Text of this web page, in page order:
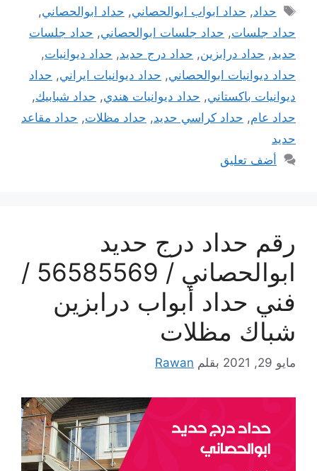
الوسوم
حداد, حداد ابواب ابوالحصاني, حداد ابوالحصاني,
حداد جلسات, حداد جلسات ابوالحصاني, حداد جلسات
حديد, حداد درابزين, حداد درج حديد, حداد ديوانيات,
حداد ديوانيات ابوالحصاني, حداد ديوانيات ايراني, حداد
ديوانيات باكستاني, حداد ديوانيات هندي, حداد شبابيك,
حداد عام, حداد كراسي حديد, حداد مظلات, حداد مقاعد
حديد
أضف تعليق
رقم حداد درج حديد
ابوالحصاني / 56585569 /
فني حداد أبواب درابزين
شباك مظلات
مايو 29, 2021 بقلم Rawan